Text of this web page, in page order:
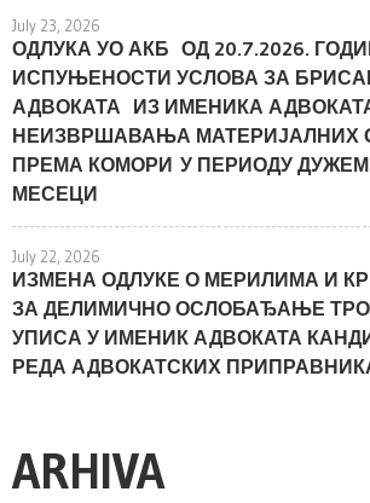
July 23, 2026
ОДЛУКА УО АКБ ОД 20.7.2026.
ИСПУЊЕНОСТИ УСЛОВА ЗА
АДВОКАТА ИЗ ИМЕНИКА
НЕИЗВРШАВАЊА МАТЕРИЈАЛНИХ
ПРЕМА КОМОРИ У ПЕРИОДУ
МЕСЕЦИ
July 22, 2026
ИЗМЕНА ОДЛУКЕ О МЕРИЛИМА И
ЗА ДЕЛИМИЧНО ОСЛОБАЂАЊЕ
УПИСА У ИМЕНИК АДВОКАТА
РЕДА АДВОКАТСКИХ
ARHIVA